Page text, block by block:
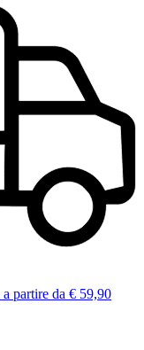
a partire da € 59,90